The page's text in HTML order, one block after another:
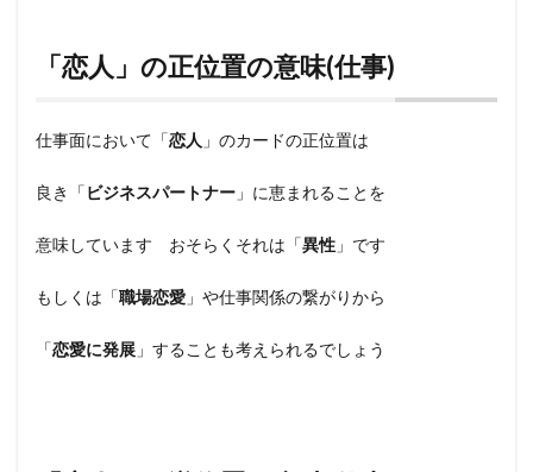
「恋人」の正位置の意味(仕事)
仕事面において「恋人 」のカードの正位置は
良き「ビジネスパートナー 」に恵まれることを
意味しています おそらくそれは「異性 」です
もしくは「職場恋愛 」や仕事関係の繋がりから
「恋愛に発展 」することも考えられるでしょう